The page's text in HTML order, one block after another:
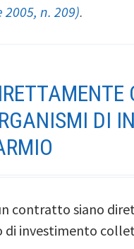
2005, n. 209).
DI
contratto siano
di investimento